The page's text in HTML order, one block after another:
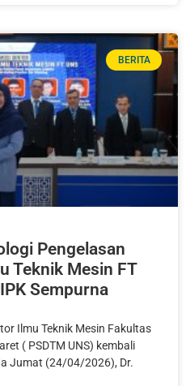
BERITA
Pengelasan
Teknik Mesin FT
Sempurna
Ilmu Teknik Mesin Fakultas
( PSDTM UNS) kembali
Jumat (24/04/2026), Dr.